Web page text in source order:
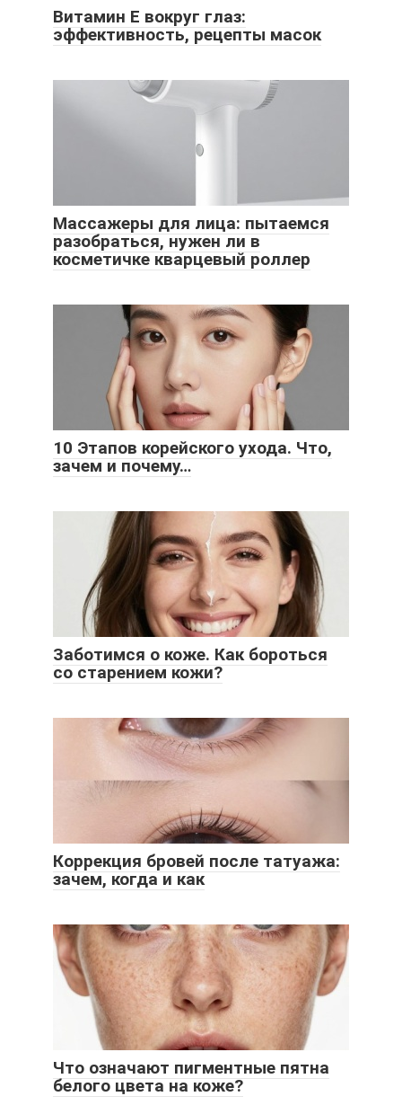
Витамин Е вокруг глаз:
эффективность, рецепты масок
Массажеры для лица: пытаемся
разобраться, нужен ли в
косметичке кварцевый роллер
10 Этапов корейского ухода. Что,
зачем и почему…
Заботимся о коже. Как бороться
со старением кожи?
Коррекция бровей после татуажа:
зачем, когда и как
Что означают пигментные пятна
белого цвета на коже?